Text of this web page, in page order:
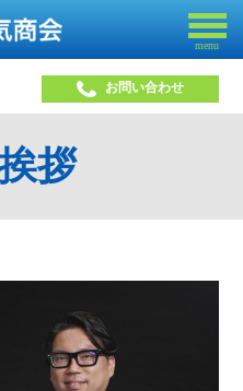
お問い合わせ
menu
拶